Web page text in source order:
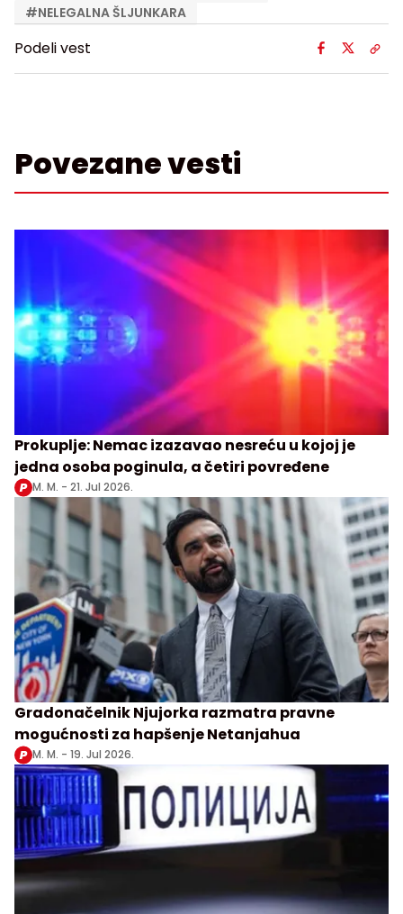
#NELEGALNA ŠLJUNKARA
Podeli vest
Povezane vesti
Prokuplje: Nemac izazavao nesreću u kojoj je
jedna osoba poginula, a četiri povređene
M. M. - 21. Jul 2026.
Gradonačelnik Njujorka razmatra pravne
mogućnosti za hapšenje Netanjahua
M. M. - 19. Jul 2026.